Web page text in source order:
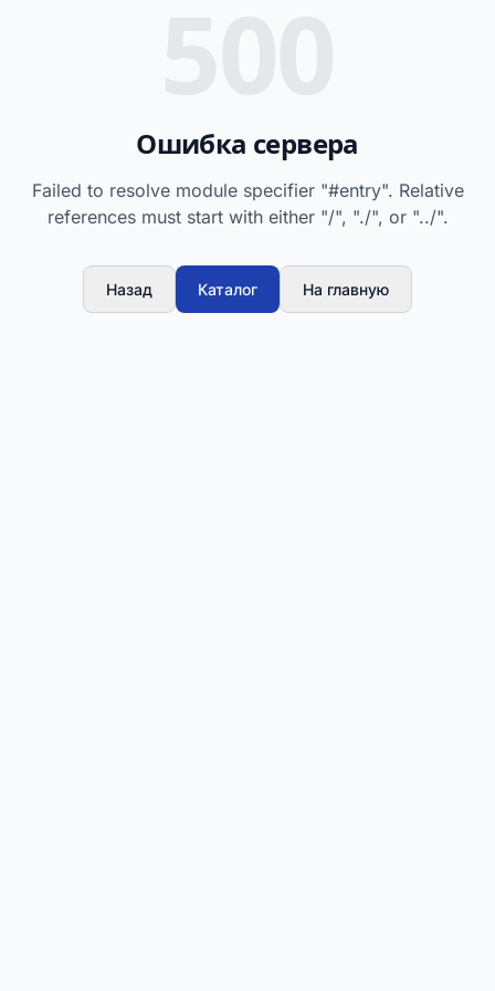
Ошибка сервера
Failed to resolve module specifier "#entry". Relative
references must start with either "/", "./", or "../".
Назад Каталог На главную